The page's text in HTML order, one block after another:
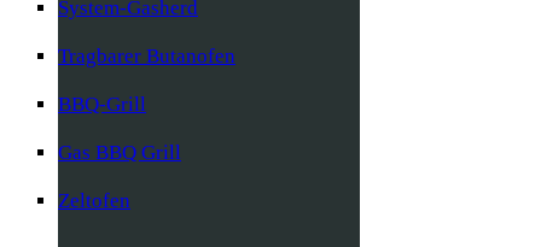
System-Gasherd
Tragbarer Butanofen
BBQ-Grill
Gas BBQ Grill
Zeltofen